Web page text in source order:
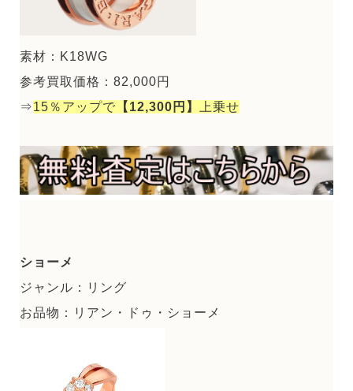
素材：K18WG
参考買取価格：82,000円
⇒15％アップで 【12,300円】 上乗せ
ショーメ
ジャンル：リング
お品物：リアン・ドゥ・ショーメ